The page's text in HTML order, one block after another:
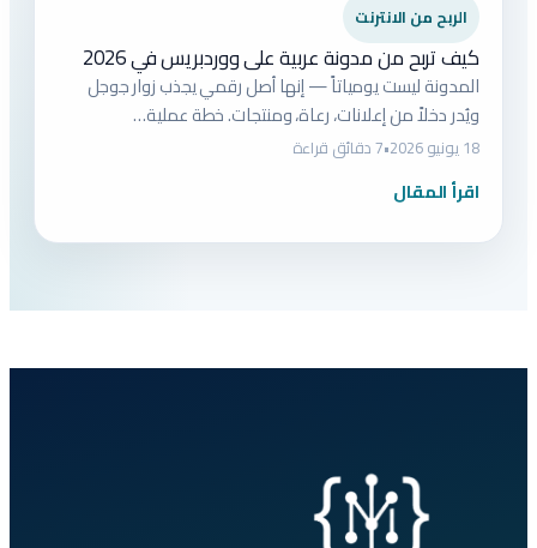
الربح من الانترنت
كيف تربح من مدونة عربية على ووردبريس في 2026
المدونة ليست يومياتاً — إنها أصل رقمي يجذب زوار جوجل
ويُدر دخلاً من إعلانات، رعاة، ومنتجات. خطة عملية…
18 يونيو 2026 •7 دقائق قراءة
اقرأ المقال